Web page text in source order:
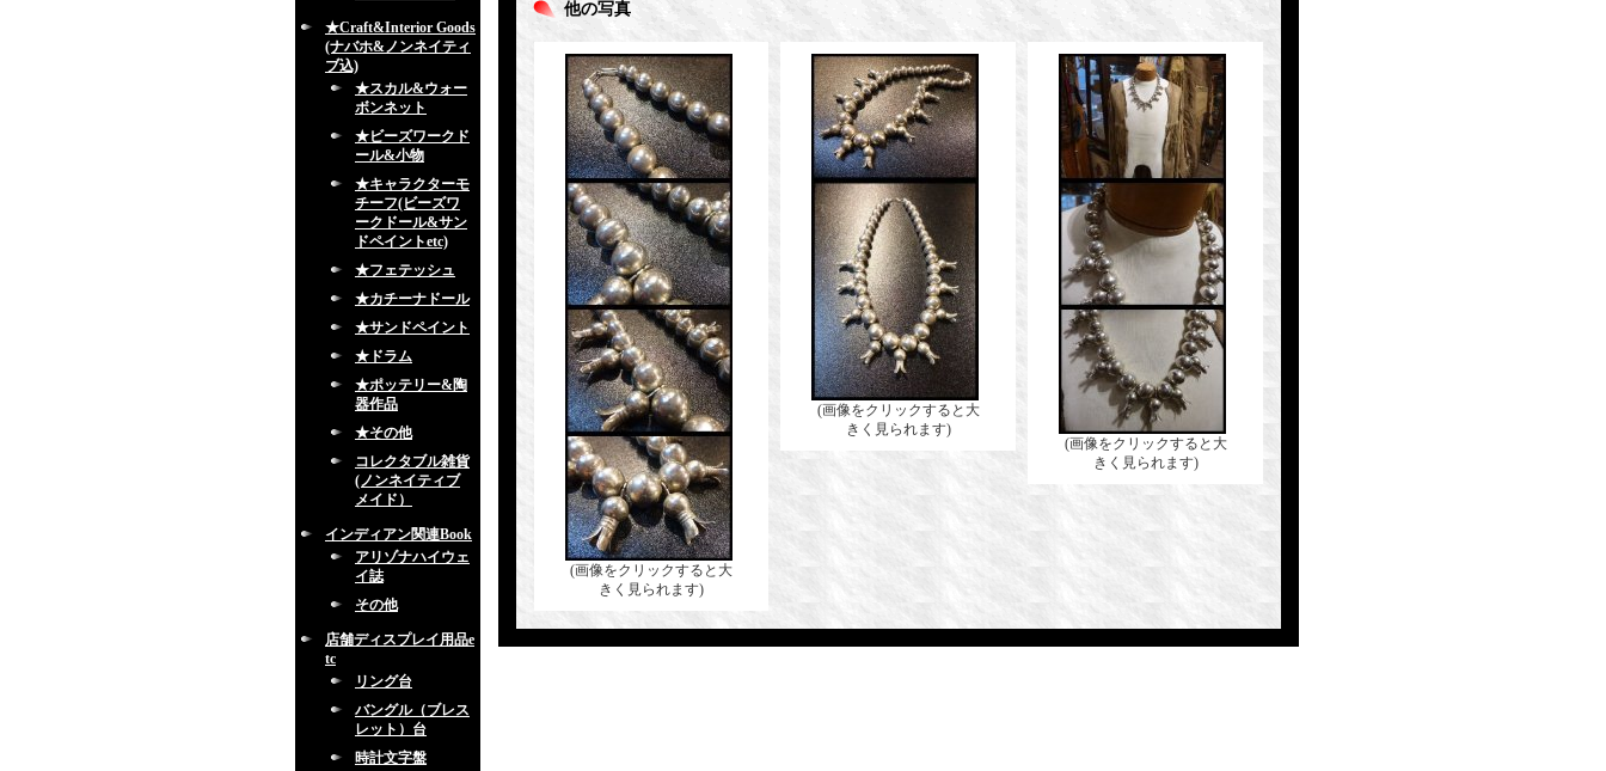
★Craft&Interior Goods
(ナバホ&ノンネイティ
ブ込)
★スカル&ウォー
ボンネット
★ビーズワークド
ール&小物
★キャラクターモ
チーフ(ビーズワ
ークドール&サン
ドペイントetc)
★フェテッシュ
★カチーナドール
★サンドペイント
★ドラム
★ポッテリー&陶
器作品
★その他
コレクタブル雑貨
(ノンネイティブ
メイド）
インディアン関連Book
アリゾナハイウェ
イ誌
その他
店舗ディスプレイ用品e
tc
リング台
バングル（ブレス
レット）台
時計文字盤
他の写真
(画像をクリックすると大
きく見られます)
(画像をクリックすると大
きく見られます)
(画像をクリックすると大
きく見られます)